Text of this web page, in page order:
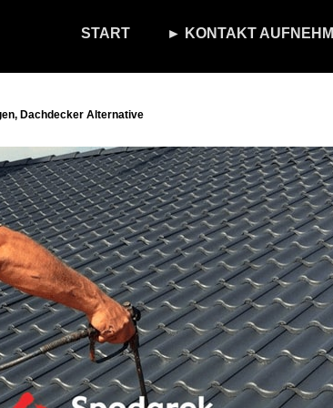
START ► KONTAKT
Dachdecker Alternative